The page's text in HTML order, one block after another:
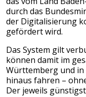
durch das
der Digitalisierung
gefördert wird.
Das System gilt
können damit im
Württemberg und
hinaus fahren –
Der jeweils